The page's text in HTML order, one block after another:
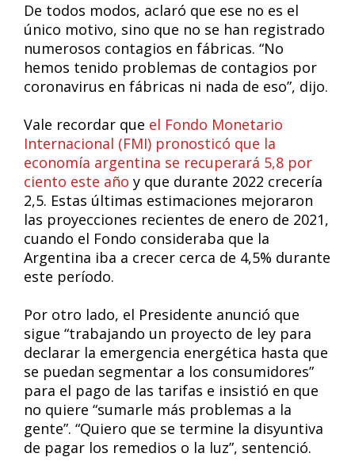
De todos modos, aclaró que ese no es el
único motivo, sino que no se han registrado
numerosos contagios en fábricas. “No
hemos tenido problemas de contagios por
coronavirus en fábricas ni nada de eso”, dijo.
Vale recordar que el Fondo Monetario
Internacional (FMI) pronosticó que la
economía argentina se recuperará 5,8 por
ciento este año y que durante 2022 crecería
2,5. Estas últimas estimaciones mejoraron
las proyecciones recientes de enero de 2021,
cuando el Fondo consideraba que la
Argentina iba a crecer cerca de 4,5% durante
este período.
Por otro lado, el Presidente anunció que
sigue “trabajando un proyecto de ley para
declarar la emergencia energética hasta que
se puedan segmentar a los consumidores”
para el pago de las tarifas e insistió en que
no quiere “sumarle más problemas a la
gente”. “Quiero que se termine la disyuntiva
de pagar los remedios o la luz”, sentenció.